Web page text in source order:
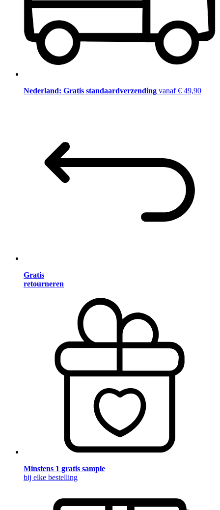
Nederland: Gratis standaardverzending vanaf € 49,90
Gratis
retourneren
Minstens 1 gratis sample
bij elke bestelling